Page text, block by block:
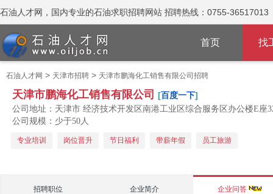
石油人才网，国内专业的石油求职招聘网站 招聘热线：0755-36517013
首页 找
石油人才网 > 天津市招聘 > 天津市鹏海化工销售有限公司招聘
天津市鹏海化工销售有限公司 [百度一下]
公司地址：天津市 经济技术开发区南港工业区综合服务区办公楼E座
公司规模：少于50人
专业培训 岗位晋升 节日福利 带薪年假 员工旅游
招聘职位 企业简介 企业问答